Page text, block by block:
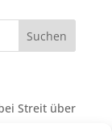
Streit über